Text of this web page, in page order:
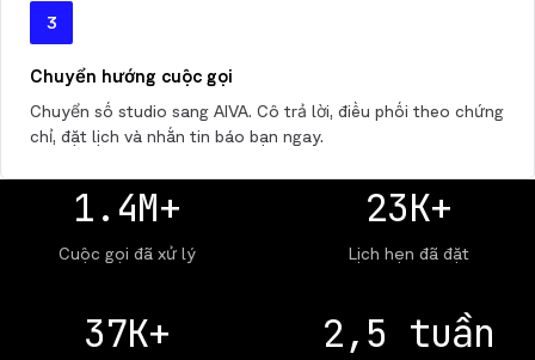
3
Chuyển hướng cuộc gọi
Chuyển số studio sang AIVA. Cô trả lời, điều phối theo chứng
chỉ, đặt lịch và nhắn tin báo bạn ngay.
1.4M+
Cuộc gọi đã xử lý
23K+
Lịch hẹn đã đặt
37K+ 2,5 tuần